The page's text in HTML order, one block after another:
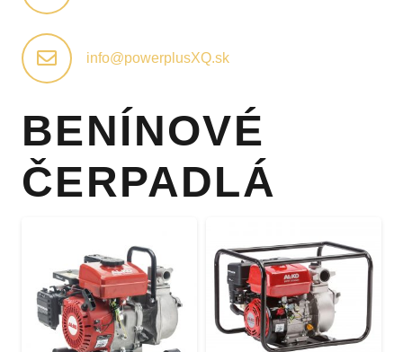
info@powerplusXQ.sk
BENÍNOVÉ
ČERPADLÁ